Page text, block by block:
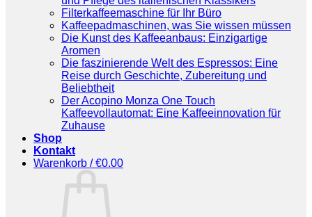
Filterkaffeemaschine für Ihr Büro
Kaffeepadmaschinen, was Sie wissen müssen
Die Kunst des Kaffeeanbaus: Einzigartige
Aromen
Die faszinierende Welt des Espressos: Eine
Reise durch Geschichte, Zubereitung und
Beliebtheit
Der Acopino Monza One Touch
Kaffeevollautomat: Eine Kaffeeinnovation für
Zuhause
Shop
Kontakt
Warenkorb /€0.00